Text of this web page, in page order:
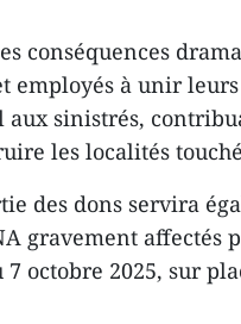
conséquences
employés à unir
aux sinistrés,
les localités
des dons servira
gravement affectés
7 octobre 2025, sur